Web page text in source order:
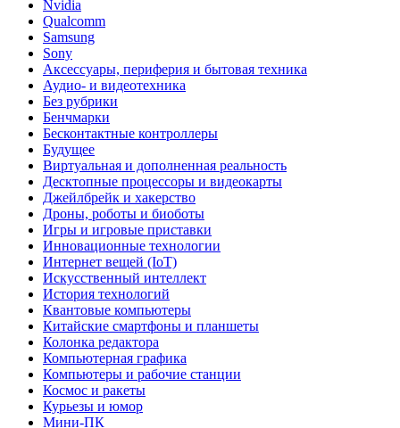
Nvidia
Qualcomm
Samsung
Sony
Аксессуары, периферия и бытовая техника
Аудио- и видеотехника
Без рубрики
Бенчмарки
Бесконтактные контроллеры
Будущее
Виртуальная и дополненная реальность
Десктопные процессоры и видеокарты
Джейлбрейк и хакерство
Дроны, роботы и биоботы
Игры и игровые приставки
Инновационные технологии
Интернет вещей (IoT)
Искусственный интеллект
История технологий
Квантовые компьютеры
Китайские смартфоны и планшеты
Колонка редактора
Компьютерная графика
Компьютеры и рабочие станции
Космос и ракеты
Курьезы и юмор
Мини-ПК